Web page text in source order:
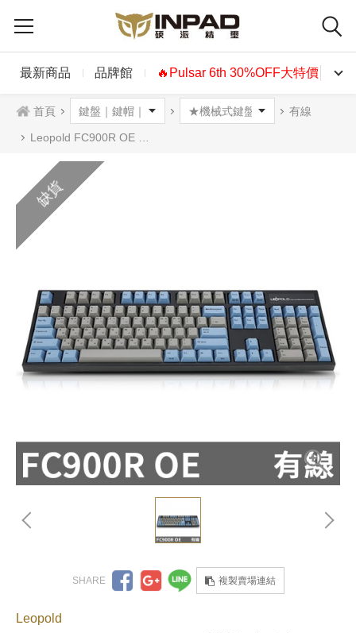
最新商品 品牌館 🔥Pulsar 6th 30%OFF大特價🔥
首頁 有線
Leopold FC900R OE 機械式鍵盤 OEM高 藍灰色 英文 4軸可選
缺貨
複製賣場連結
Leopold